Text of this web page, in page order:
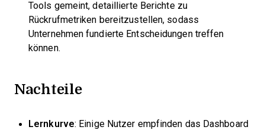
Tools gemeint, detaillierte Berichte zu
Rückrufmetriken bereitzustellen, sodass
Unternehmen fundierte Entscheidungen treffen
können.
Nachteile
Lernkurve: Einige Nutzer empfinden das Dashboard